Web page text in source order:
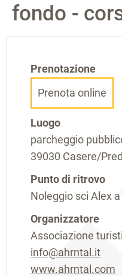
fondo -
Prenotazione
Prenota online
Luogo
parcheggio
39030 Casere/
Punto di ritrovo
Noleggio sci Alex
Organizzatore
Associazione
info@ahrntal.it
www.ahrntal.com